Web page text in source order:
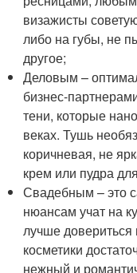
визажисты
либо на губы, не
другое;
Деловым –
бизнес-
тени, которые
веках. Тушь
коричневая, не
крем или пудра
Свадебным – это
нюансам учат на
лучше
косметики
нежный и